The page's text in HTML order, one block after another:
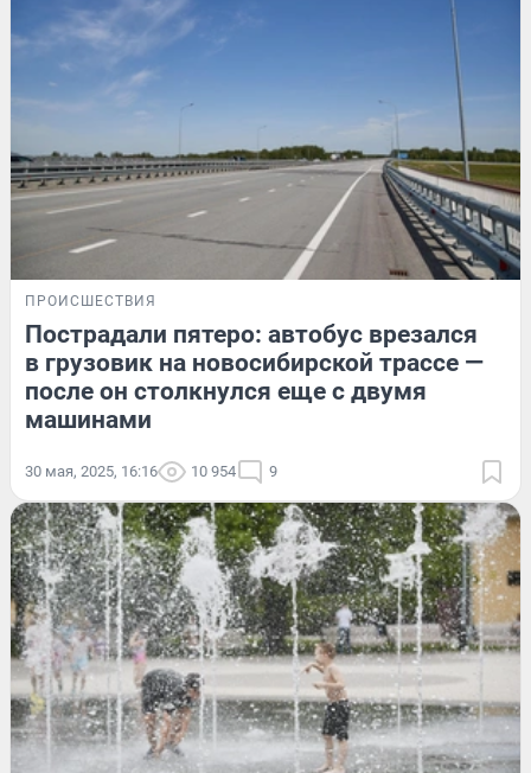
ПРОИСШЕСТВИЯ
Пострадали пятеро: автобус врезался
в грузовик на новосибирской трассе —
после он столкнулся еще с двумя
машинами
30 мая, 2025, 16:16 10 954 9